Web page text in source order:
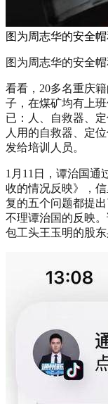
图为周志华的安全
图为周志华的安全帽
看看，20多名重庆
子，在煤矿均有上
已：人、自救器、
人用的自救器、定
发给培训人员。
1月11日，谭治国通
收的情况反映》，
复的五个问题都提
不理谭治国的反映
包工头王玉明的股东